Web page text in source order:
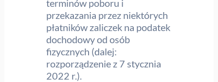
terminów poboru i
przekazania przez niektórych
płatników zaliczek na podatek
dochodowy od osób
fizycznych (dalej:
rozporządzenie z 7 stycznia
2022 r.).